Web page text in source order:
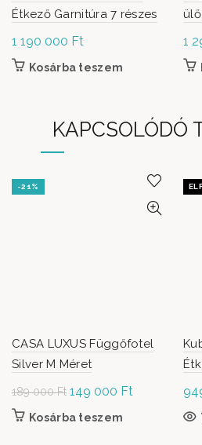
Étkező Garnitúra 7 részes
1 190 000 Ft
Kosárba teszem
1
KAPCSOLÓDÓ
-21%
CASA LUXUS Függőfotel
Silver M Méret
189 000Ft Original
price was:
149 000 Ft
Kosárba teszem